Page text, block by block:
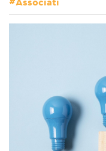
#Associati